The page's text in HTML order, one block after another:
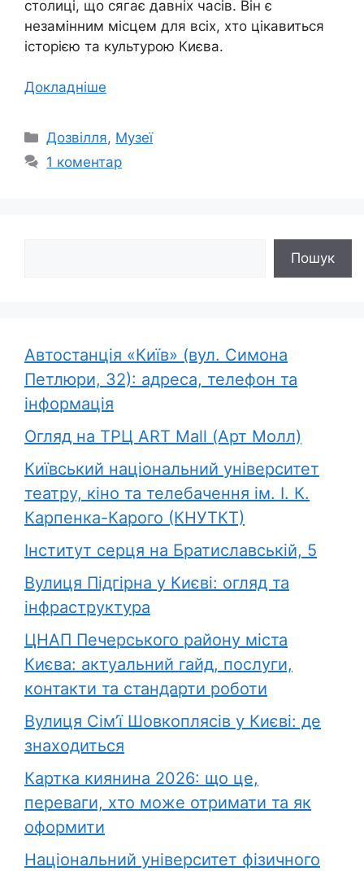
столиці, що сягає давніх часів. Він є
незамінним місцем для всіх, хто цікавиться
історією та культурою Києва.
Докладніше
Категорії
Дозвілля, Музеї
1 коментар
Пошук
Автостанція «Київ» (вул. Симона
Петлюри, 32): адреса, телефон та
інформація
Огляд на ТРЦ ART Mall (Арт Молл)
Київський національний університет
театру, кіно та телебачення ім. І. К.
Карпенка-Карого (КНУТКТ)
Інститут серця на Братиславській, 5
Вулиця Підгірна у Києві: огляд та
інфраструктура
ЦНАП Печерського району міста
Києва: актуальний гайд, послуги,
контакти та стандарти роботи
Вулиця Сім’ї Шовкоплясів у Києві: де
знаходиться
Картка киянина 2026: що це,
переваги, хто може отримати та як
оформити
Національний університет фізичного